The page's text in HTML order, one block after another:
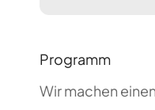
Programm
Wir machen